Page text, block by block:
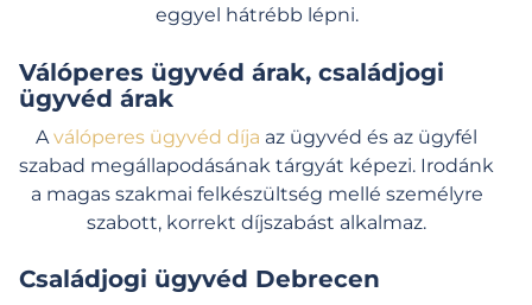
eggyel hátrébb lépni.
Válóperes ügyvéd árak, családjogi
ügyvéd árak
A válóperes ügyvéd díja az ügyvéd és az ügyfél
szabad megállapodásának tárgyát képezi. Irodánk
a magas szakmai felkészültség mellé személyre
szabott, korrekt díjszabást alkalmaz.
Családjogi ügyvéd Debrecen